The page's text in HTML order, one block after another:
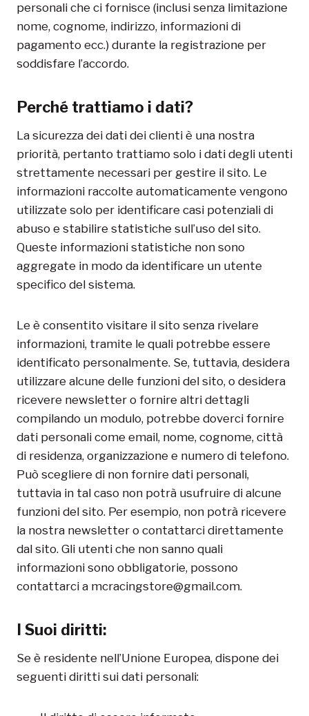
personali che ci fornisce (inclusi senza limitazione
nome, cognome, indirizzo, informazioni di
pagamento ecc.) durante la registrazione per
soddisfare l’accordo.
Perché trattiamo i dati?
La sicurezza dei dati dei clienti è una nostra
priorità, pertanto trattiamo solo i dati degli utenti
strettamente necessari per gestire il sito. Le
informazioni raccolte automaticamente vengono
utilizzate solo per identificare casi potenziali di
abuso e stabilire statistiche sull’uso del sito.
Queste informazioni statistiche non sono
aggregate in modo da identificare un utente
specifico del sistema.
Le è consentito visitare il sito senza rivelare
informazioni, tramite le quali potrebbe essere
identificato personalmente. Se, tuttavia, desidera
utilizzare alcune delle funzioni del sito, o desidera
ricevere newsletter o fornire altri dettagli
compilando un modulo, potrebbe doverci fornire
dati personali come email, nome, cognome, città
di residenza, organizzazione e numero di telefono.
Può scegliere di non fornire dati personali,
tuttavia in tal caso non potrà usufruire di alcune
funzioni del sito. Per esempio, non potrà ricevere
la nostra newsletter o contattarci direttamente
dal sito. Gli utenti che non sanno quali
informazioni sono obbligatorie, possono
contattarci a mcracingstore@gmail.com.
I Suoi diritti:
Se è residente nell’Unione Europea, dispone dei
seguenti diritti sui dati personali: